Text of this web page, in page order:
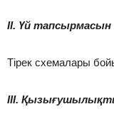
ІІ. Үй
Тірек схемалары
ІІІ.